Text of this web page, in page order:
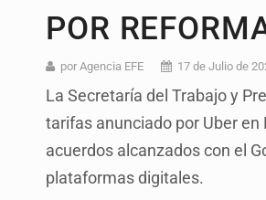
POR
por Agencia EFE 17 de Julio de
La Secretaría del Trabajo y
tarifas anunciado por Uber
acuerdos alcanzados con el
plataformas digitales.